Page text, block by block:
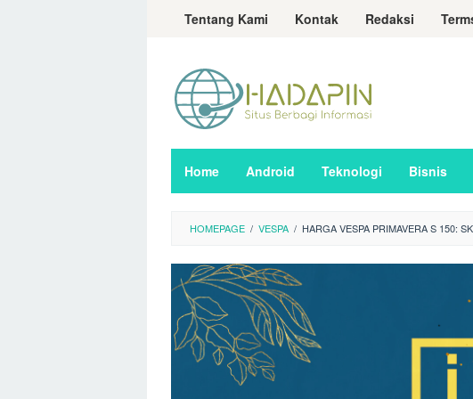
LoncatTentang Kami Kontak Redaksi
Home Android Teknologi Bisnis
HOMEPAGE / VESPA / HARGA VESPA PRIMAVERA S 150: